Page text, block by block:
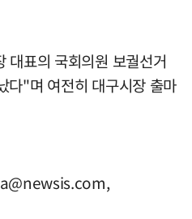
대표의 국회의원 보궐선거
다"며 여전히 대구시장 출마
,